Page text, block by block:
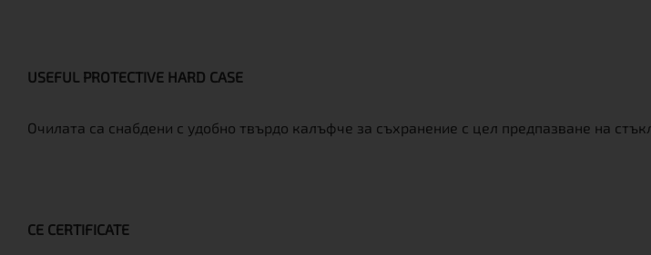
USEFUL PROTECTIVE HARD CASE
Очилата са снабдени с удобно твърдо калъфче за съхранение с цел предпазване на
CE CERTIFICATE